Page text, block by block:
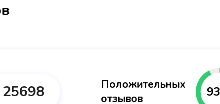
25698
Положительных
отзывов
93